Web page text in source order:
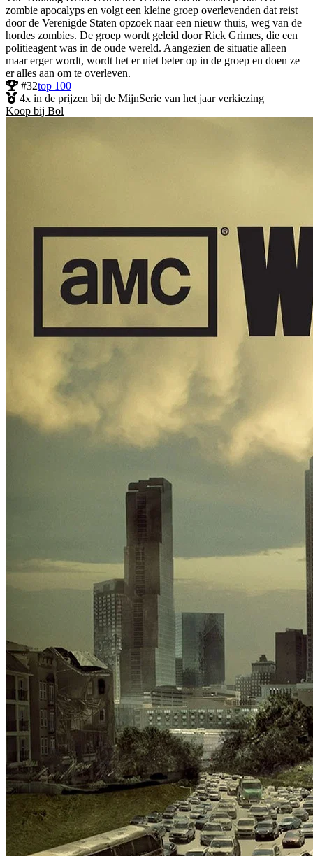
zombie apocalyps en volgt een kleine groep overlevenden dat reist
door de Verenigde Staten opzoek naar een nieuw thuis, weg van de
hordes zombies. De groep wordt geleid door Rick Grimes, die een
politieagent was in de oude wereld. Aangezien de situatie alleen
maar erger wordt, wordt het er niet beter op in de groep en doen ze
er alles aan om te overleven.
#32top 100
4x in de prijzen bij de MijnSerie van het jaar verkiezing
Koop bij Bol